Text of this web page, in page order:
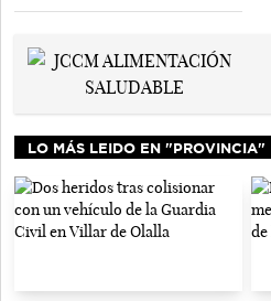
LO MÁS LEIDO EN "PROVINCIA"